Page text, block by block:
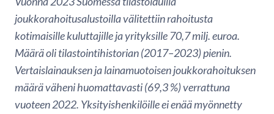
joukkorahoitusalustoilla välitettiin rahoitusta
kotimaisille kuluttajille ja yrityksille 70,7 milj. euroa.
Määrä oli tilastointihistorian (2017–2023) pienin.
Vertaislainauksen ja lainamuotoisen joukkorahoituksen
määrä väheni huomattavasti (69,3 %) verrattuna
vuoteen 2022. Yksityishenkilöille ei enää myönnetty